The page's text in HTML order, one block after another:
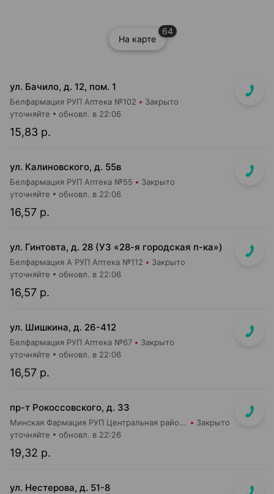
На карте
64
ул. Бачило, д. 12, пом. 1
Белфармация РУП Аптека №102 Закрыто
15,83 р.
уточняйте обновл. в 22:06
ул. Калиновского, д. 55в
Белфармация РУП Аптека №55 Закрыто
16,57 р.
уточняйте обновл. в 22:06
ул. Гинтовта, д. 28 (УЗ «28-я городская п-ка»)
Белфармация А РУП Аптека №112 Закрыто
16,57 р.
уточняйте обновл. в 22:06
ул. Шишкина, д. 26-412
Белфармация РУП Аптека №67 Закрыто
16,57 р.
уточняйте обновл. в 22:06
пр-т Рокоссовского, д. 33
Минская Фармация РУП Центральная районная аптека №182 Закрыто
19,32 р.
уточняйте обновл. в 22:26
ул. Нестерова, д. 51-8